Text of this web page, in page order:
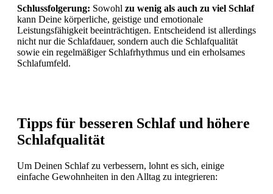
Schlussfolgerung: Sowohl zu wenig als auch zu viel Schlaf
kann Deine körperliche, geistige und emotionale
Leistungsfähigkeit beeinträchtigen. Entscheidend ist allerdings
nicht nur die Schlafdauer, sondern auch die Schlafqualität
sowie ein regelmäßiger Schlafrhythmus und ein erholsames
Schlafumfeld.
Tipps für besseren Schlaf und höhere
Schlafqualität
Um Deinen Schlaf zu verbessern, lohnt es sich, einige
einfache Gewohnheiten in den Alltag zu integrieren: